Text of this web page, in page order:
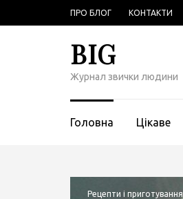
к
содержимому
ПРО БЛОГ КОНТАКТИ
BIG
Журнал звички людини
Головна Цікаве
Рецепти і приготування